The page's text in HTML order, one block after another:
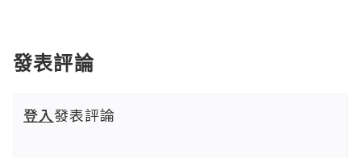
發表評論
登入發表評論